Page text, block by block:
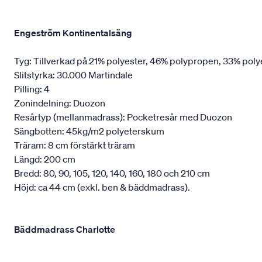
Engeström Kontinentalsäng
Tyg: Tillverkad på 21% polyester, 46% polypropen, 33%
Slitstyrka: 30.000 Martindale
Pilling: 4
Zonindelning: Duozon
Resårtyp (mellanmadrass): Pocketresår med Duozon
Sängbotten: 45kg/m2 polyeterskum
Träram: 8 cm förstärkt träram
Längd: 200 cm
Bredd: 80, 90, 105, 120, 140, 160, 180 och 210 cm
Höjd: ca 44 cm (exkl. ben & bäddmadrass).
Bäddmadrass Charlotte